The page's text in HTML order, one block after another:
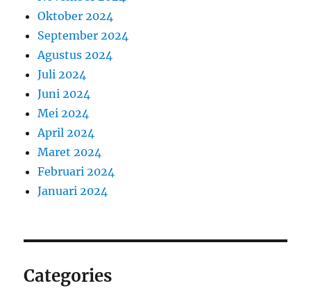
Oktober 2024
September 2024
Agustus 2024
Juli 2024
Juni 2024
Mei 2024
April 2024
Maret 2024
Februari 2024
Januari 2024
Categories